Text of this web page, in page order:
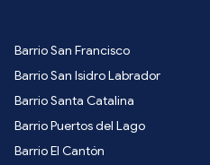
Barrio San Francisco
Barrio San Isidro Labrador
Barrio Santa Catalina
Barrio Puertos del Lago
Barrio El Cantón